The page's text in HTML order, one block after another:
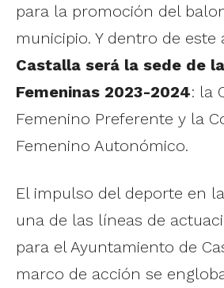
para la promoción del
municipio. Y dentro de este
Castalla será la sede de
Femeninas 2023-2024: la
Femenino Preferente y la
Femenino Autonómico.
El impulso del deporte en
una de las líneas de
para el Ayuntamiento de
marco de acción se